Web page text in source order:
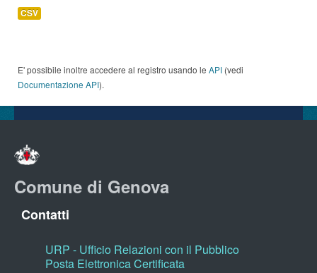
CSV
E' possibile inoltre accedere al registro usando le API (vedi
Documentazione API).
Comune di Genova
Contatti
URP - Ufficio Relazioni con il Pubblico
Posta Elettronica Certificata